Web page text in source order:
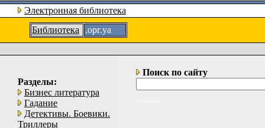
Электронная библиотека
Библиотека
.орг.уа
Разделы:
Бизнес литература
Гадание
Детективы. Боевики.
Триллеры
Поиск по сайту